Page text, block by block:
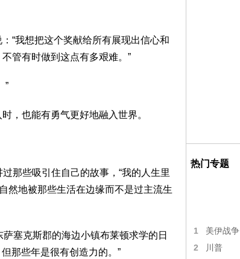
我想把这个奖献给所有展现出信心和
管有时做到这点有多艰难。”
”
也能有勇气更好地融入世界。
些吸引住自己的故事，“我的人生里
然地被那些生活在边缘而不是过主流生
塞克斯郡的海边小镇布莱顿求学的日
那些年是很有创造力的。”
热门专题
1 美伊战争
2 川普